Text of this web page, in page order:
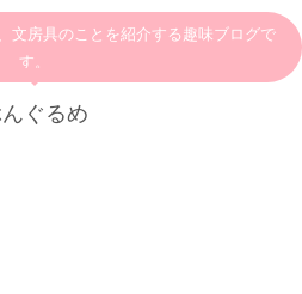
文房具のことを紹介する趣味ブログで
す。
ぐるめ